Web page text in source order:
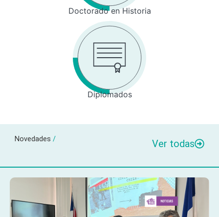
Doctorado en Historia
Diplomados
Novedades / Ver todas